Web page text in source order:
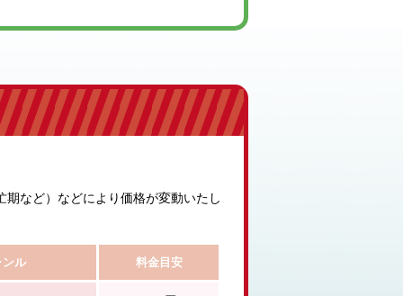
など）などにより価格が変動いたし
ンル 料金目安